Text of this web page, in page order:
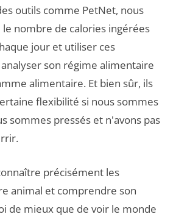
outils comme PetNet, nous
nombre de calories ingérées
jour et utiliser ces
son régime alimentaire
alimentaire. Et bien sûr, ils
flexibilité si nous sommes
sommes pressés et n'avons pas
précisément les
animal et comprendre son
de mieux que de voir le monde